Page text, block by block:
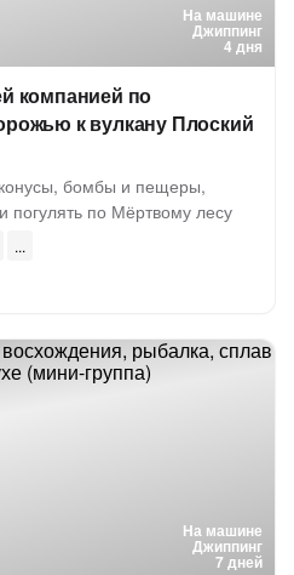
На машине
Джиппинг
4 дня
компанией по
к вулкану Плоский
бомбы и пещеры,
погулять по Мёртвому лесу
На машине
Джиппинг
7 дней